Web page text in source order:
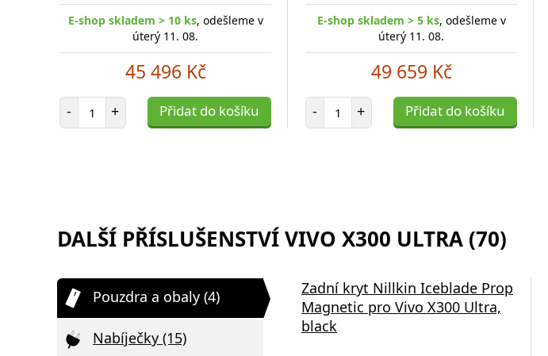
E-shop skladem > 10 ks, odešleme v
úterý 11. 08.
45 496 Kč
- Počet položek
+ Přidat do košíku
E-shop skladem > 5 ks, odešleme v
úterý 11. 08.
49 659 Kč
- Počet položek
+ Přidat do košíku
DALŠÍ PŘÍSLUŠENSTVÍ VIVO X300 ULTRA (70)
Pouzdra a obaly (4)
Nabíječky (15)
Zadní kryt Nillkin Iceblade Prop
Magnetic pro Vivo X300 Ultra,
black